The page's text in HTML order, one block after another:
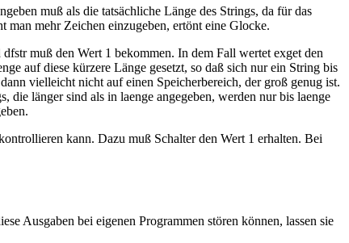
muß als die tatsächliche Länge des Strings, da für das
man mehr Zeichen einzugeben, ertönt eine Glocke.
muß den Wert 1 bekommen. In dem Fall wertet exget den
auf diese kürzere Länge gesetzt, so daß sich nur ein String bis
vielleicht nicht auf einen Speicherbereich, der groß genug ist.
länger sind als in laenge angegeben, werden nur bis laenge
kann. Dazu muß Schalter den Wert 1 erhalten. Bei
Ausgaben bei eigenen Programmen stören können, lassen sie